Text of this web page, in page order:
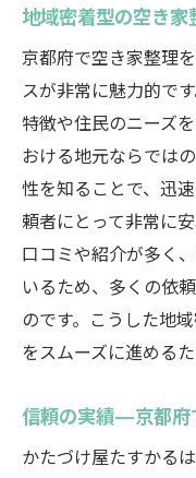
頼れる技術
安心感を提
術
プロの技術
信頼の技術
空き家整理
技術の裏付
かたづけ屋
感情的な負担を
るの活用法
すかるの役
京都府での
地域密着型の空き
京都府で空き家整理
スが非常に魅力的で
特徴や住民のニーズ
おける地元ならでは
性を知ることで、迅
頼者にとって非常に
口コミや紹介が多く
いるため、多くの依
のです。こうした地
をスムーズに進める
信頼の実績—京都府
かたづけ屋たすかる